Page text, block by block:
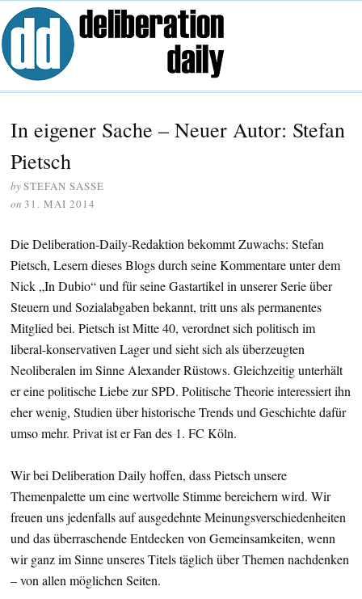
In eigener Sache – Neuer Autor: Stefan
Pietsch
bySTEFAN SASSE
on 31. MAI 2014
Die Deliberation-Daily-Redaktion bekommt Zuwachs: Stefan
Pietsch, Lesern dieses Blogs durch seine Kommentare unter dem
Nick „In Dubio“ und für seine Gastartikel in unserer Serie über
Steuern und Sozialabgaben bekannt, tritt uns als permanentes
Mitglied bei. Pietsch ist Mitte 40, verordnet sich politisch im
liberal-konservativen Lager und sieht sich als überzeugten
Neoliberalen im Sinne Alexander Rüstows. Gleichzeitig unterhält
er eine politische Liebe zur SPD. Politische Theorie interessiert ihn
eher wenig, Studien über historische Trends und Geschichte dafür
umso mehr. Privat ist er Fan des 1. FC Köln.
Wir bei Deliberation Daily hoffen, dass Pietsch unsere
Themenpalette um eine wertvolle Stimme bereichern wird. Wir
freuen uns jedenfalls auf ausgedehnte Meinungsverschiedenheiten
und das überraschende Entdecken von Gemeinsamkeiten, wenn
wir ganz im Sinne unseres Titels täglich über Themen nachdenken
– von allen möglichen Seiten.